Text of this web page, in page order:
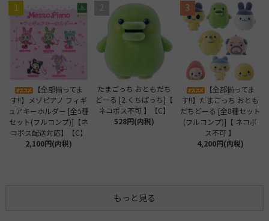
1
【全部揃ってま
す!!】メゾピアノ フィギ
ュアキーホルダー [全5種
セット(フルコンプ)]【ネ
コポス配送対応】【C】
2,100円(内税)
2
たまごっち おともだち
どーる [2.くちぱっち]【
ネコポス不可 】【C】
528円(内税)
3
【全部揃ってま
す!!】たまごっち おとも
だちどーる [全8種セット
(フルコンプ)]【 ネコポ
ス不可 】
4,200円(内税)
もっと見る